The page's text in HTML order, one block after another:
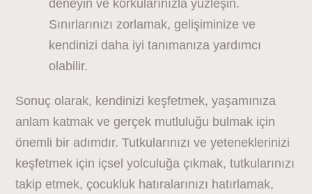
deneyin ve korkularınızla yüzleşin.
Sınırlarınızı zorlamak, gelişiminize ve
kendinizi daha iyi tanımanıza yardımcı
olabilir.
Sonuç olarak, kendinizi keşfetmek, yaşamınıza
anlam katmak ve gerçek mutluluğu bulmak için
önemli bir adımdır. Tutkularınızı ve yeteneklerinizi
keşfetmek için içsel yolculuğa çıkmak, tutkularınızı
takip etmek, çocukluk hatıralarınızı hatırlamak,